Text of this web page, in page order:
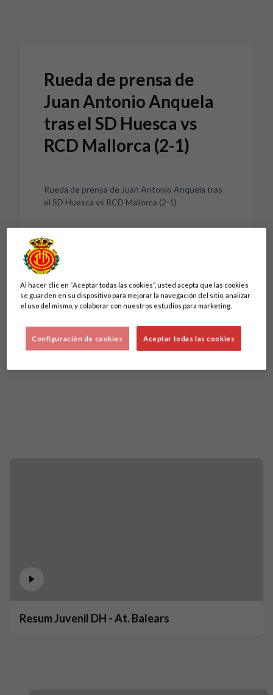
Rueda de prensa de
Juan Antonio Anquela
tras el SD Huesca vs
RCD Mallorca (2-1)
Rueda de prensa de Juan Antonio Anquela tras
el SD Huesca vs RCD Mallorca (2-1)
Resum Juvenil DH - At. Balears
Al hacer clic en “Aceptar todas las cookies”, usted acepta que las cookies
se guarden en su dispositivo para mejorar la navegación del sitio, analizar
el uso del mismo, y colaborar con nuestros estudios para marketing.
Aceptar todas las cookies
Configuración de cookies